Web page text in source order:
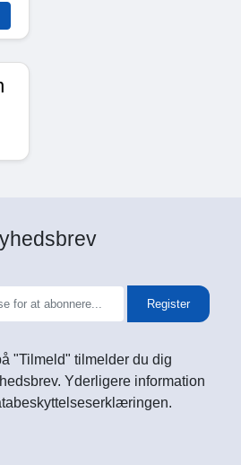
Register
"Tilmeld" tilmelder du dig
Yderligere information